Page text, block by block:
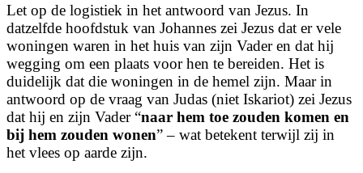
Let op de logistiek in het antwoord van Jezus. In
datzelfde hoofdstuk van Johannes zei Jezus dat er vele
woningen waren in het huis van zijn Vader en dat hij
wegging om een plaats voor hen te bereiden. Het is
duidelijk dat die woningen in de hemel zijn. Maar in
antwoord op de vraag van Judas (niet Iskariot) zei Jezus
dat hij en zijn Vader “naar hem toe zouden komen en
bij hem zouden wonen” – wat betekent terwijl zij in
het vlees op aarde zijn.